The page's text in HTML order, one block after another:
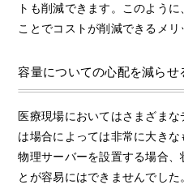
トも削減できます。このよう
ことでコストが削減できるメリ
容量についての心配を減らせ
医療現場においてはさまざま
は場合によっては非常に大き
物理サーバーを設置する場合
とが容易にはできませんでし